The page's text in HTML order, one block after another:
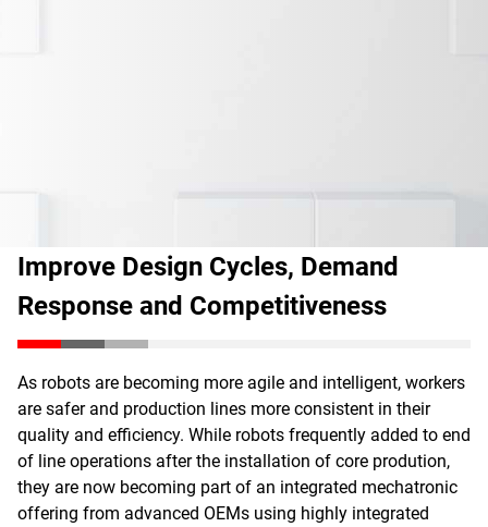
Improve Design Cycles, Demand
Response and Competitiveness
As robots are becoming more agile and intelligent, workers
are safer and production lines more consistent in their
quality and efficiency. While robots frequently added to end
of line operations after the installation of core prodution,
they are now becoming part of an integrated mechatronic
offering from advanced OEMs using highly integrated